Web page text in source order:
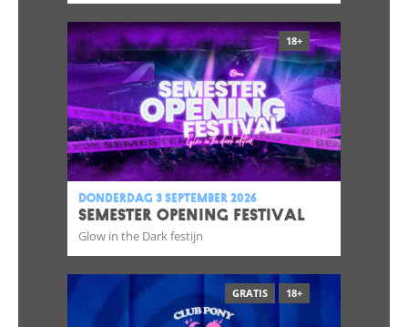
18+
donderdag 3 september 2026
SEMESTER OPENING FESTIVAL
Glow in the Dark festijn
GRATIS 18+